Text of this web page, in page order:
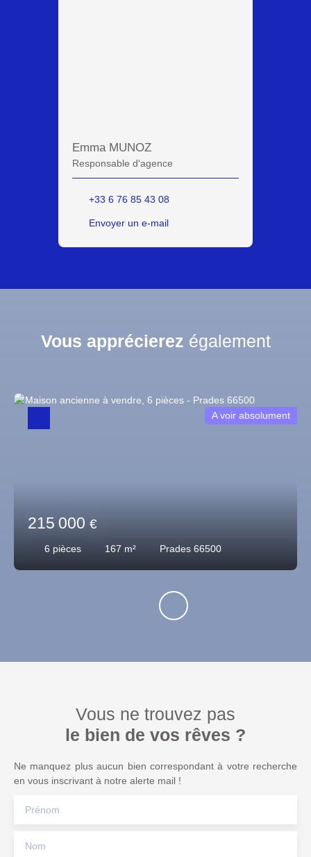
Emma MUNOZ
Responsable d'agence
+33 6 76 85 43 08
Envoyer un e-mail
Vous apprécierez également
215 000 €
6 pièces 167 m² Prades 66500
A voir absolument
Vous ne trouvez pas
le bien de vos rêves ?
Ne manquez plus aucun bien correspondant à votre recherche
en vous inscrivant à notre alerte mail !
Prénom
Nom